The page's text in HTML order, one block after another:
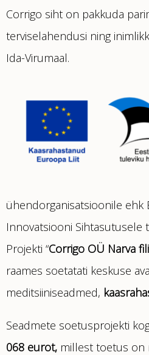
Corrigo siht on pakkuda
terviselahendusi ning
Ida-Virumaal.
ühendorganisatsioonile ehk
Innovatsiooni Sihtasutusele
Projekti “Corrigo OÜ Narva
raames soetatati keskuse
meditsiiniseadmed,
Seadmete soetusprojekti
068 eurot, millest toetus on